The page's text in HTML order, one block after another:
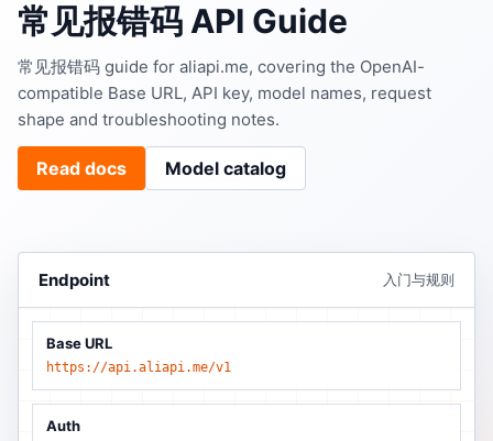
常见报错码 API Guide
常见报错码 guide for aliapi.me, covering the OpenAI-
compatible Base URL, API key, model names, request
shape and troubleshooting notes.
Read docs Model catalog
Endpoint 入门与规则
Base URL
https://api.aliapi.me/v1
Auth